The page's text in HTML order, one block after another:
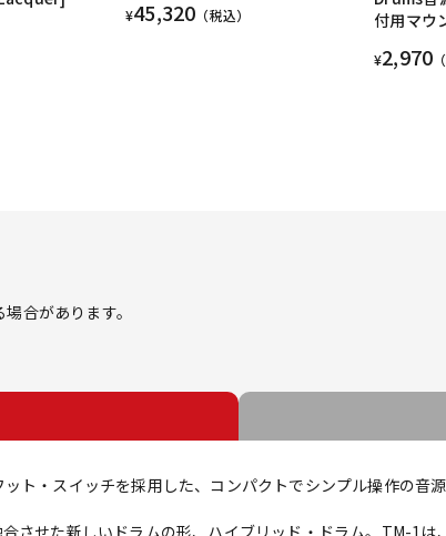
¥45,320 （税込）
付用マウ
¥2,970
合があります。
ト・スイッチを採用した、コンパクトでシンプル操作の音源
させた新しいドラムの形、ハイブリッド・ドラム。TM-1